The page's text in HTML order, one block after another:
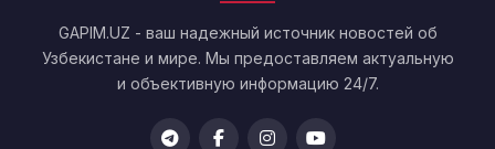
GAPIM.UZ - ваш надежный источник новостей об
Узбекистане и мире. Мы предоставляем актуальную
и объективную информацию 24/7.